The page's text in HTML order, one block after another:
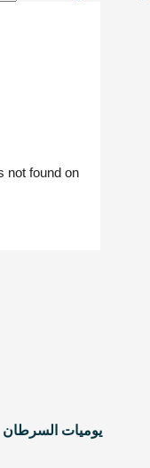
يوميات السرطان